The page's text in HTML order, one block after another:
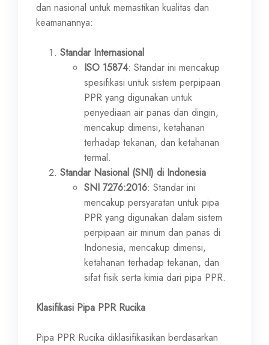
dan nasional untuk memastikan kualitas dan
keamanannya:
Standar Internasional
ISO 15874: Standar ini mencakup
spesifikasi untuk sistem perpipaan
PPR yang digunakan untuk
penyediaan air panas dan dingin,
mencakup dimensi, ketahanan
terhadap tekanan, dan ketahanan
termal.
Standar Nasional (SNI) di Indonesia
SNI 7276:2016: Standar ini
mencakup persyaratan untuk pipa
PPR yang digunakan dalam sistem
perpipaan air minum dan panas di
Indonesia, mencakup dimensi,
ketahanan terhadap tekanan, dan
sifat fisik serta kimia dari pipa PPR.
Klasifikasi Pipa PPR Rucika
Pipa PPR Rucika diklasifikasikan berdasarkan